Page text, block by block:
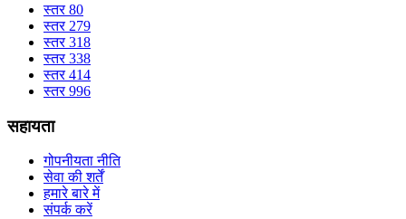
स्तर 80
स्तर 279
स्तर 318
स्तर 338
स्तर 414
स्तर 996
सहायता
गोपनीयता नीति
सेवा की शर्तें
हमारे बारे में
संपर्क करें